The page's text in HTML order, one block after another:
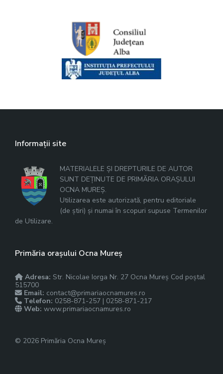
Informații site
MATERIALELE ȘI DREPTURILE DE AUTOR
SUNT DEȚINUTE DE PRIMĂRIA ORAȘULUI
OCNA MUREȘ.
Utilizarea este autorizată, pentru editoriale
(de știri) și numai în scopuri supuse Termenilor
de Utilizare.
Primăria orașului Ocna Mureș
Adresa: Str. Nicolae Iorga Nr. 27 Ocna Mureș Cod poștal
515700
Email: contact@primariaocnamures.ro
Telefon: 0258-871-257 | 0258-871-217
Web: www.primariaocnamures.ro
© 2026 Primăria Ocna Mureș